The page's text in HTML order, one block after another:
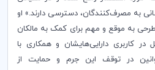
به مصرف‌کنندگان، دسترسی دارند.» او
طرحی به موقع و مهم برای کمک به مالکان
کاربری دارایی‌هایشان و همکاری با
در توقف این جرم و حمایت از